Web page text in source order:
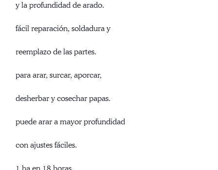
y la profundidad de arado.
fácil reparación, soldadura y
reemplazo de las partes.
para arar, surcar, aporcar,
desherbar y cosechar papas.
puede arar a mayor profundidad
con ajustes fáciles.